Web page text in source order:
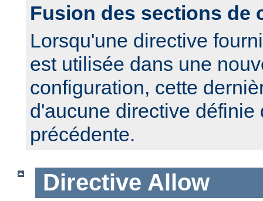
Fusion des sections de
Lorsqu'une directive
est utilisée dans une
configuration, cette
d'aucune directive définie
précédente.
Directive Allow